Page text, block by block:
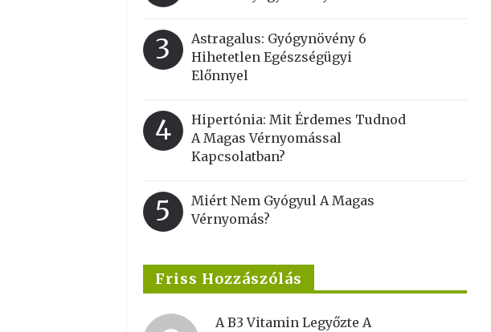
3
Astragalus: Gyógynövény 6
Hihetetlen Egészségügyi
Előnnyel
4
Hipertónia: Mit Érdemes Tudnod
A Magas Vérnyomással
Kapcsolatban?
5
Miért Nem Gyógyul A Magas
Vérnyomás?
Friss Hozzászólás
A B3 Vitamin Legyőzte A